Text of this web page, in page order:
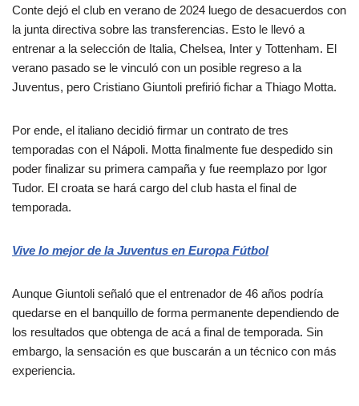
Conte dejó el club en verano de 2024 luego de desacuerdos con
la junta directiva sobre las transferencias. Esto le llevó a
entrenar a la selección de Italia, Chelsea, Inter y Tottenham. El
verano pasado se le vinculó con un posible regreso a la
Juventus, pero Cristiano Giuntoli prefirió fichar a Thiago Motta.
Por ende, el italiano decidió firmar un contrato de tres
temporadas con el Nápoli. Motta finalmente fue despedido sin
poder finalizar su primera campaña y fue reemplazo por Igor
Tudor. El croata se hará cargo del club hasta el final de
temporada.
Vive lo mejor de la Juventus en Europa Fútbol
Aunque Giuntoli señaló que el entrenador de 46 años podría
quedarse en el banquillo de forma permanente dependiendo de
los resultados que obtenga de acá a final de temporada. Sin
embargo, la sensación es que buscarán a un técnico con más
experiencia.